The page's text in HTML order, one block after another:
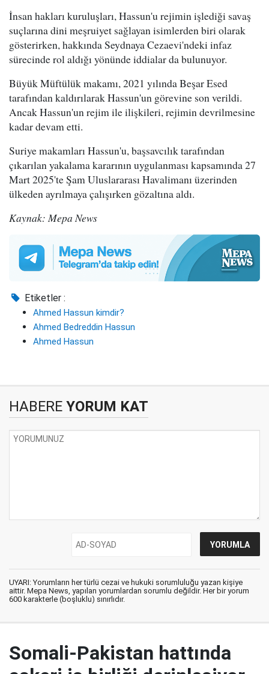
İnsan hakları kuruluşları, Hassun'u rejimin işlediği savaş
suçlarına dini meşruiyet sağlayan isimlerden biri olarak
gösterirken, hakkında Seydnaya Cezaevi'ndeki infaz
sürecinde rol aldığı yönünde iddialar da bulunuyor.
Büyük Müftülük makamı, 2021 yılında Beşar Esed
tarafından kaldırılarak Hassun'un görevine son verildi.
Ancak Hassun'un rejim ile ilişkileri, rejimin devrilmesine
kadar devam etti.
Suriye makamları Hassun'u, başsavcılık tarafından
çıkarılan yakalama kararının uygulanması kapsamında 27
Mart 2025'te Şam Uluslararası Havalimanı üzerinden
ülkeden ayrılmaya çalışırken gözaltına aldı.
Kaynak: Mepa News
Etiketler :
Ahmed Hassun kimdir?
Ahmed Bedreddin Hassun
Ahmed Hassun
HABERE YORUM KAT
UYARI: Yorumların her türlü cezai ve hukuki sorumluluğu yazan kişiye
aittir. Mepa News, yapılan yorumlardan sorumlu değildir. Her bir yorum
600 karakterle (boşluklu) sınırlıdır.
Somali-Pakistan hattında